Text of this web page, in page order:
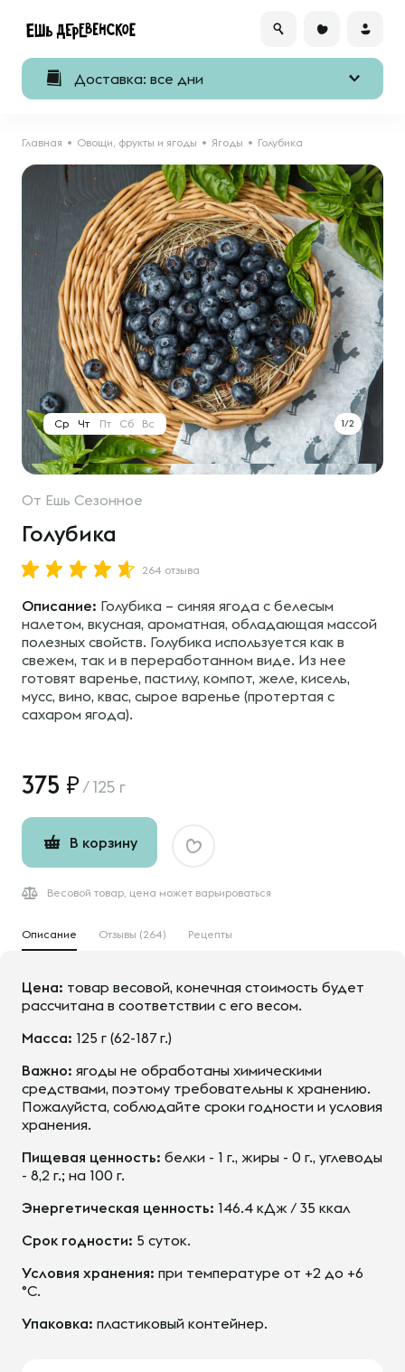
Доставка: все дни
Главная Овощи, фрукты и ягоды Ягоды Голубика
1/2
Ср Чт Пт Сб Вс
От Ешь Сезонное
Голубика
264 отзыва
Описание: Голубика – синяя ягода с белесым
налетом, вкусная, ароматная, обладающая массой
полезных свойств. Голубика используется как в
свежем, так и в переработанном виде. Из нее
готовят варенье, пастилу, компот, желе, кисель,
мусс, вино, квас, сырое варенье (протертая с
сахаром ягода).
375 / 125 г
В корзину
Весовой товар, цена может варьироваться
Описание Отзывы (264) Рецепты
Цена: товар весовой, конечная стоимость будет
рассчитана в соответствии с его весом.
Масса: 125 г (62-187 г.)
Важно: ягоды не обработаны химическими
средствами, поэтому требовательны к хранению.
Пожалуйста, соблюдайте сроки годности и условия
хранения.
Пищевая ценность: белки - 1 г., жиры - 0 г., углеводы
- 8,2 г.; на 100 г.
Энергетическая ценность: 146.4 кДж / 35 ккал
Срок годности: 5 суток.
Условия хранения: при температуре от +2 до +6
°С.
Упаковка: пластиковый контейнер.